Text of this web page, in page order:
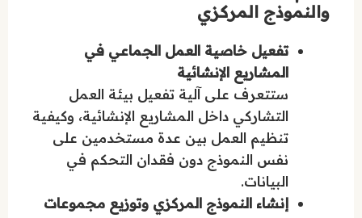
والنموذج المركزي
تفعيل خاصية العمل الجماعي في
المشاريع الإنشائية
ستتعرف على آلية تفعيل بيئة العمل
التشاركي داخل المشاريع الإنشائية، وكيفية
تنظيم العمل بين عدة مستخدمين على
نفس النموذج دون فقدان التحكم في
البيانات.
إنشاء النموذج المركزي وتوزيع مجموعات